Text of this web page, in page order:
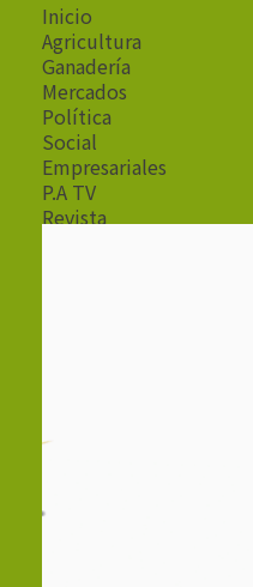
Inicio
Agricultura
Ganadería
Mercados
Política
Social
Empresariales
P.A TV
Revista